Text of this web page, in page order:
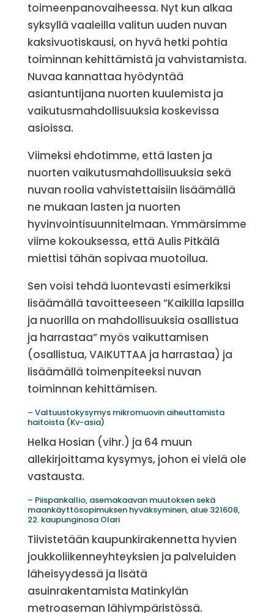
toimeenpanovaiheessa. Nyt kun alkaa
syksyllä vaaleilla valitun uuden nuvan
kaksivuotiskausi, on hyvä hetki pohtia
toiminnan kehittämistä ja vahvistamista.
Nuvaa kannattaa hyödyntää
asiantuntijana nuorten kuulemista ja
vaikutusmahdollisuuksia koskevissa
asioissa.
Viimeksi ehdotimme, että lasten ja
nuorten vaikutusmahdollisuuksia sekä
nuvan roolia vahvistettaisiin lisäämällä
ne mukaan lasten ja nuorten
hyvinvointisuunnitelmaan. Ymmärsimme
viime kokouksessa, että Aulis Pitkälä
miettisi tähän sopivaa muotoilua.
Sen voisi tehdä luontevasti esimerkiksi
lisäämällä tavoitteeseen ”Kaikilla lapsilla
ja nuorilla on mahdollisuuksia osallistua
ja harrastaa” myös vaikuttamisen
(osallistua, VAIKUTTAA ja harrastaa) ja
lisäämällä toimenpiteeksi nuvan
toiminnan kehittämisen.
– Valtuustokysymys mikromuovin aiheuttamista
haitoista (Kv-asia)
Helka Hosian (vihr.) ja 64 muun
allekirjoittama kysymys, johon ei vielä ole
vastausta.
– Piispankallio, asemakaavan muutoksen sekä
maankäyttösopimuksen hyväksyminen, alue 321608,
22. kaupunginosa Olari
Tiivistetään kaupunkirakennetta hyvien
joukkoliikenneyhteyksien ja palveluiden
läheisyydessä ja lisätä
asuinrakentamista Matinkylän
metroaseman lähiympäristössä.